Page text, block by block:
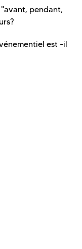
pendant,
est -il